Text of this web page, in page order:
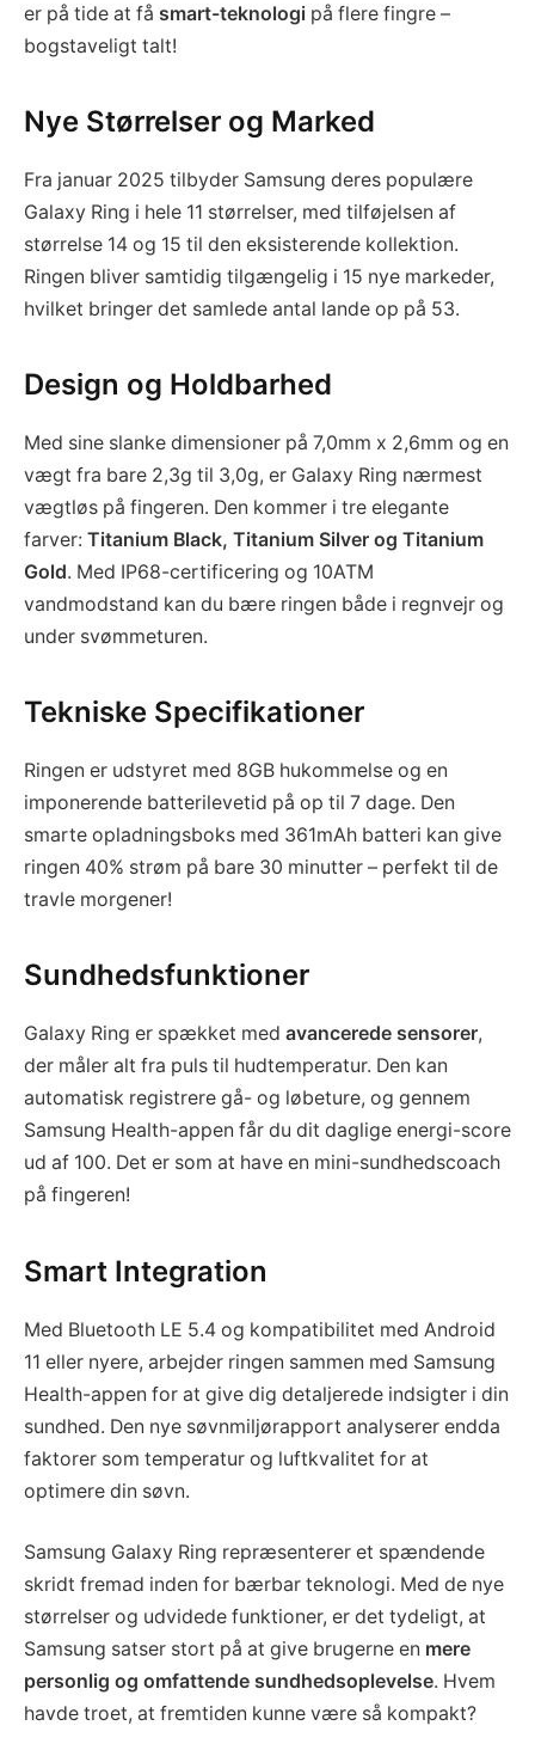
er på tide at få smart-teknologi på flere fingre –
bogstaveligt talt!
Nye Størrelser og Marked
Fra januar 2025 tilbyder Samsung deres populære
Galaxy Ring i hele 11 størrelser, med tilføjelsen af
størrelse 14 og 15 til den eksisterende kollektion.
Ringen bliver samtidig tilgængelig i 15 nye markeder,
hvilket bringer det samlede antal lande op på 53.
Design og Holdbarhed
Med sine slanke dimensioner på 7,0mm x 2,6mm og en
vægt fra bare 2,3g til 3,0g, er Galaxy Ring nærmest
vægtløs på fingeren. Den kommer i tre elegante
farver: Titanium Black, Titanium Silver og Titanium
Gold. Med IP68-certificering og 10ATM
vandmodstand kan du bære ringen både i regnvejr og
under svømmeturen.
Tekniske Specifikationer
Ringen er udstyret med 8GB hukommelse og en
imponerende batterilevetid på op til 7 dage. Den
smarte opladningsboks med 361mAh batteri kan give
ringen 40% strøm på bare 30 minutter – perfekt til de
travle morgener!
Sundhedsfunktioner
Galaxy Ring er spækket med avancerede sensorer,
der måler alt fra puls til hudtemperatur. Den kan
automatisk registrere gå- og løbeture, og gennem
Samsung Health-appen får du dit daglige energi-score
ud af 100. Det er som at have en mini-sundhedscoach
på fingeren!
Smart Integration
Med Bluetooth LE 5.4 og kompatibilitet med Android
11 eller nyere, arbejder ringen sammen med Samsung
Health-appen for at give dig detaljerede indsigter i din
sundhed. Den nye søvnmiljørapport analyserer endda
faktorer som temperatur og luftkvalitet for at
optimere din søvn.
Samsung Galaxy Ring repræsenterer et spændende
skridt fremad inden for bærbar teknologi. Med de nye
størrelser og udvidede funktioner, er det tydeligt, at
Samsung satser stort på at give brugerne en mere
personlig og omfattende sundhedsoplevelse. Hvem
havde troet, at fremtiden kunne være så kompakt?